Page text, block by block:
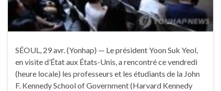
SÉOUL, 29 avr. (Yonhap) — Le président Yoon Suk Yeol,
en visite d’État aux États-Unis, a rencontré ce vendredi
(heure locale) les professeurs et les étudiants de la John
F. Kennedy School of Government (Harvard Kennedy